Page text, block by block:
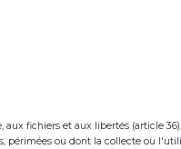
aux fichiers et aux libertés (article
périmées ou dont la collecte ou